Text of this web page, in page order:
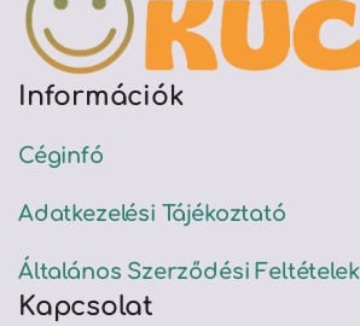
Információk
Céginfó
Adatkezelési Tájékoztató
Általános Szerződési Feltételek
Kapcsolat